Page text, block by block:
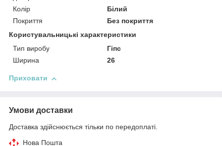
Колір
Білий
Покриття
Без покриття
Користувальницькі характеристики
Тип виробу
Гіпс
Ширина
26
Приховати
Умови доставки
Доставка здійснюється тільки по передоплаті.
Нова Пошта